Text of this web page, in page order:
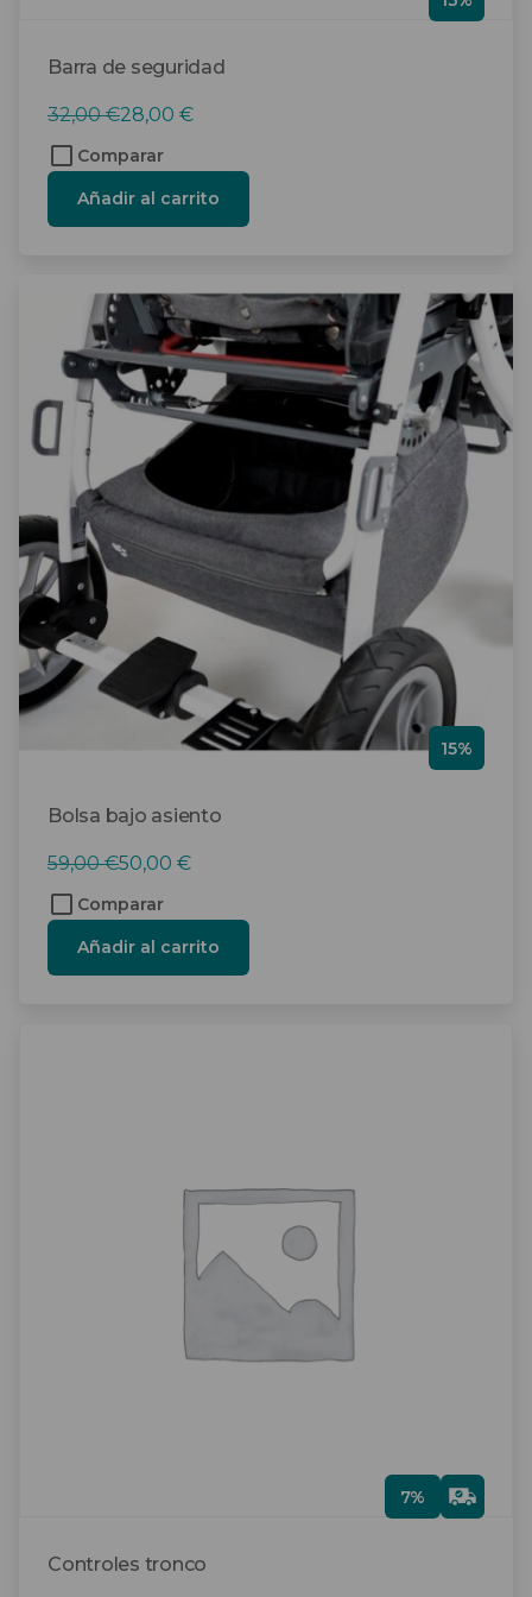
Barra de seguridad
32,00€
El
precio
original
era:
32,00 €.
28,00 €
El
precio
actual
28,00 €.
Comparar
Añadir al carrito
Bolsa bajo asiento
15%
59,00€
El
precio
original
era:
59,00 €.
50,00 €
El
precio
actual
50,00 €.
Comparar
Añadir al carrito
Controles tronco
7%
Gra
tis